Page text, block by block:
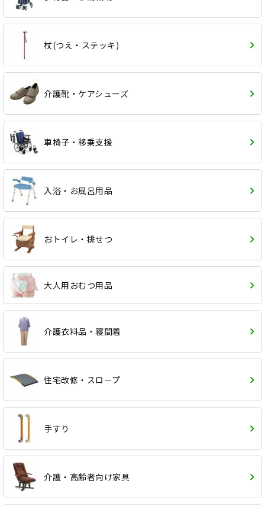
杖(つえ・ステッキ)
介護靴・ケアシューズ
車椅子・移乗支援
入浴・お風呂用品
おトイレ・排せつ
大人用おむつ用品
介護衣料品・寝間着
住宅改修・スロープ
手すり
介護・高齢者向け家具